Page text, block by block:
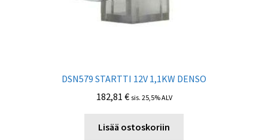
DSN579 STARTTI 12V 1,1KW DENSO
182,81 € sis. 25,5% ALV
Lisää ostoskoriin